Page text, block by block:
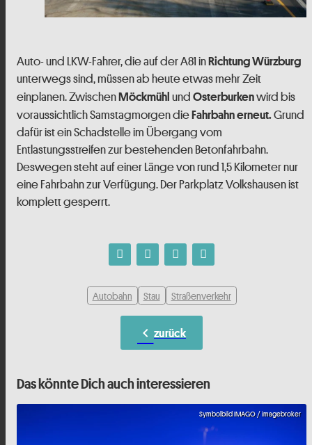
Auto- und LKW-Fahrer, die auf der A81 inRichtung Würzburg
unterwegs sind, müssen ab heute etwas mehr Zeit
einplanen. ZwischenMöckmühl und Osterburkenwird bis
voraussichtlich Samstagmorgen dieFahrbahn erneut.Grund
dafür ist ein Schadstelle im Übergang vom
Entlastungsstreifen zur bestehenden Betonfahrbahn.
Deswegen steht auf einer Länge von rund 1,5 Kilometer nur
eine Fahrbahn zur Verfügung. Der Parkplatz Volkshausen ist
komplett gesperrt.
Autobahn Stau Straßenverkehr
chevron_left zurück
Das könnte Dich auch interessieren
Symbolbild IMAGO / imagebroker